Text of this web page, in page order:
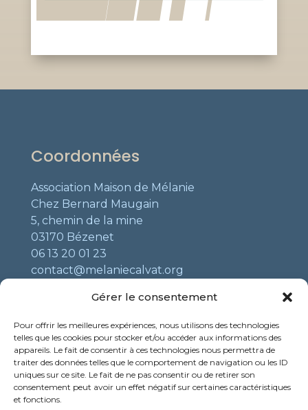
Gérer le consentement
Pour offrir les meilleures expériences, nous utilisons des technologies
telles que les cookies pour stocker et/ou accéder aux informations des
appareils. Le fait de consentir à ces technologies nous permettra de
traiter des données telles que le comportement de navigation ou les ID
uniques sur ce site. Le fait de ne pas consentir ou de retirer son
consentement peut avoir un effet négatif sur certaines caractéristiques
et fonctions.
Coordonnées
Association Maison de Mélanie
Chez Bernard Maugain
5, chemin de la mine
03170 Bézenet
06 13 20 01 23
contact@melaniecalvat.org
Mentions légales
Contact
Boutique
Sanctuaire Notre Dame de la Salette